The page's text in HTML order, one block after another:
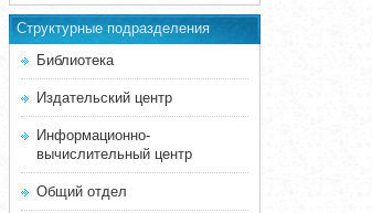
Структурные подразделения
Библиотека
Издательский центр
Информационно-
вычислительный центр
Общий отдел